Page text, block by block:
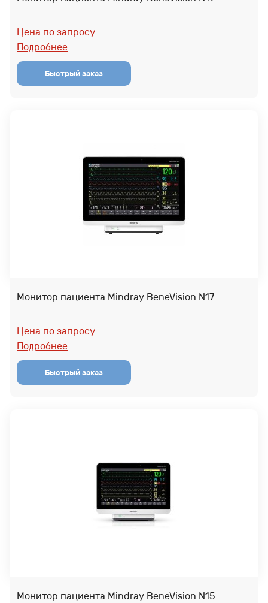
Цена по запросу
Подробнее
Монитор пациента Mindray BeneVision N17
Цена по запросу
Подробнее
Монитор пациента Mindray BeneVision N15